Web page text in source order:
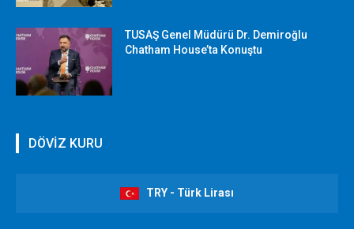
TUSAŞ Genel Müdürü Dr. Demiroğlu
Chatham House’ta Konuştu
DÖVİZ KURU
TRY - Türk Lirası